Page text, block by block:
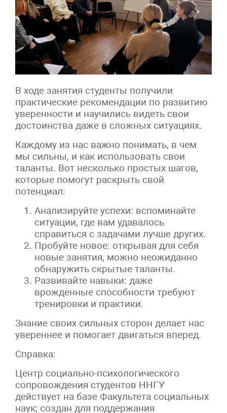
В ходе занятия студенты получили
практические рекомендации по развитию
уверенности и научились видеть свои
достоинства даже в сложных ситуациях.
Каждому из нас важно понимать, в чем
мы сильны, и как использовать свои
таланты. Вот несколько простых шагов,
которые помогут раскрыть свой
потенциал:
Анализируйте успехи: вспоминайте
ситуации, где вам удавалось
справиться с задачами лучше других.
Пробуйте новое: открывая для себя
новые занятия, можно неожиданно
обнаружить скрытые таланты.
Развивайте навыки: даже
врожденные способности требуют
тренировки и практики.
Знание своих сильных сторон делает нас
увереннее и помогает двигаться вперед.
Справка:
Центр социально-психологического
сопровождения студентов ННГУ
действует на базе Факультета социальных
наук; создан для поддержания